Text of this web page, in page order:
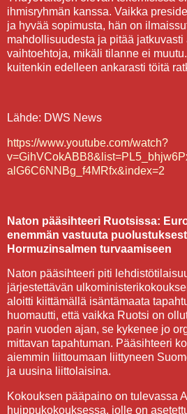
ihmisryhmän kanssa. Vaikka
ja hyvää sopimusta, hän on
mahdollisuudesta ja pitää jatkuvasti
vaihtoehtoja, mikäli tilanne ei
kuitenkin edelleen ankarasti töitä
Lähde: DWS News
https://www.youtube.com/watch?
alG6C6NNBg_f4MRfx&index=2
Naton pääsihteeri Ruotsissa:
enemmän vastuuta
Hormuzinsalmen turvaamiseen
Naton pääsihteeri piti
järjestettävän
aloitti kiittämällä isäntämaata
huomautti, että vaikka Ruotsi on
parin vuoden ajan, se kykenee jo
mittavan tapahtuman. Pääsihteeri
aiemmin liittoumaan liittyneen
ja uusina liittolaisina.
Kokouksen pääpaino on tulevassa
huippukokouksessa, jolle on